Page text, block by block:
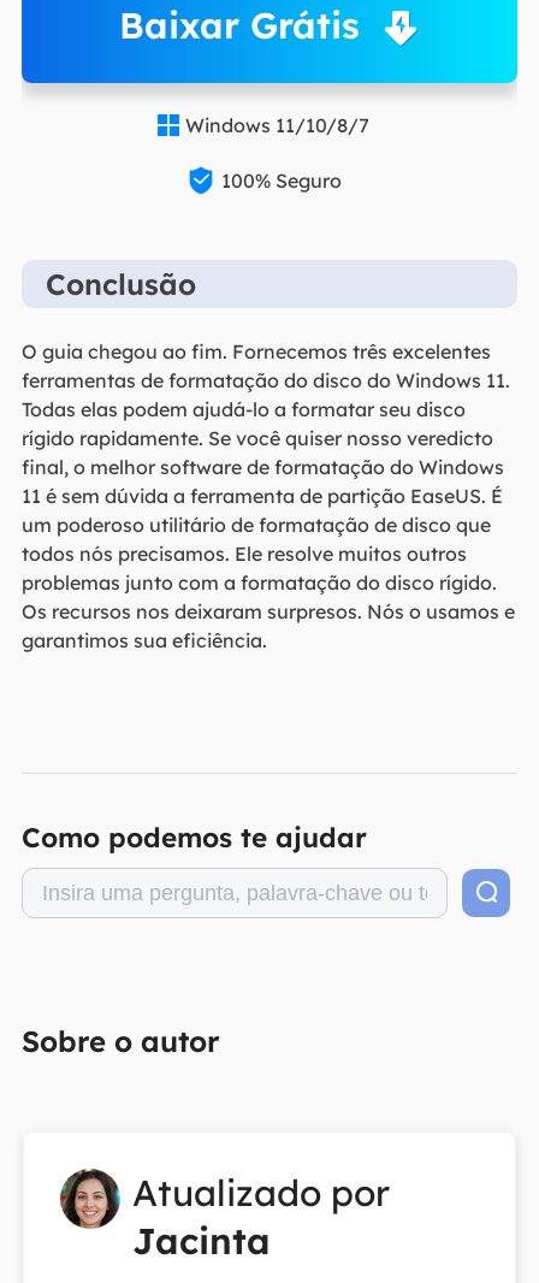
Baixar Grátis
 Windows 11/10/8/7
 100% Seguro
Conclusão
O guia chegou ao fim. Fornecemos três excelentes
ferramentas de formatação do disco do Windows 11.
Todas elas podem ajudá-lo a formatar seu disco
rígido rapidamente. Se você quiser nosso veredicto
final, o melhor software de formatação do Windows
11 é sem dúvida a ferramenta de partição EaseUS. É
um poderoso utilitário de formatação de disco que
todos nós precisamos. Ele resolve muitos outros
problemas junto com a formatação do disco rígido.
Os recursos nos deixaram surpresos. Nós o usamos e
garantimos sua eficiência.
Como podemos te ajudar
Sobre o autor
Atualizado por
Jacinta